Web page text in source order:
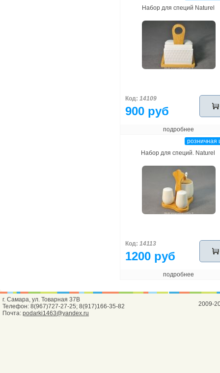
Набор для специй Naturel
Код: 14109
900 руб
подробнее
розничная
Набор для специй. Naturel
Код: 14113
1200 руб
подробнее
г. Самара, ул. Товарная 37В
Телефон: 8(967)727-27-25; 8(917)166-35-82
Почта: podarki1463@yandex.ru
2009-